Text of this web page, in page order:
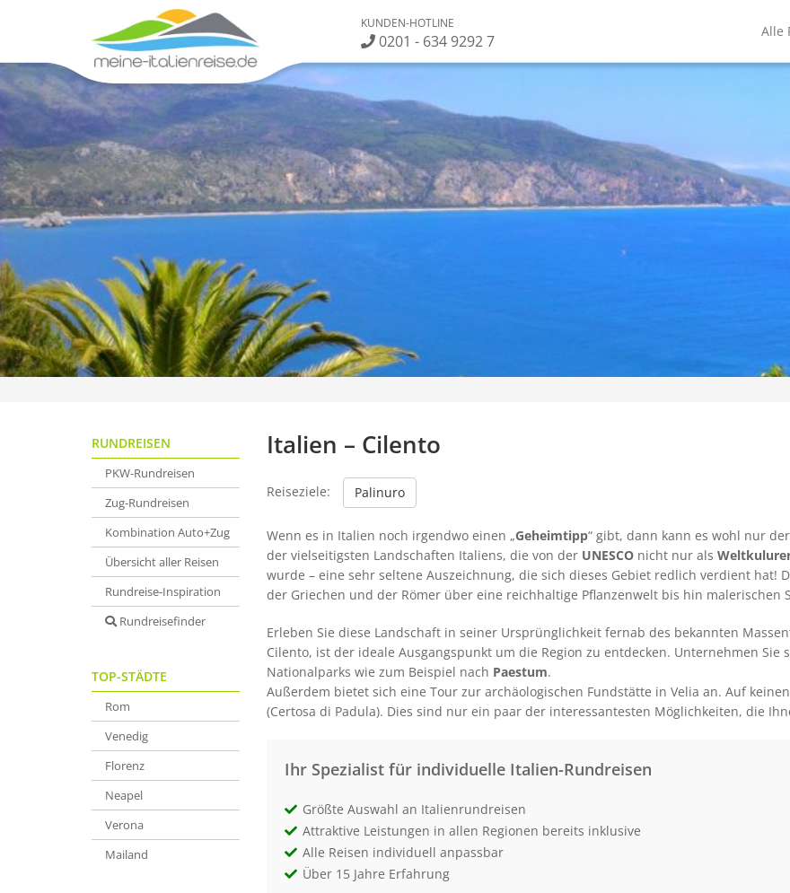
KUNDEN-HOTLINE
0201 - 634 9292 7
Alle
RUNDREISEN
PKW-Rundreisen
Zug-Rundreisen
Kombination Auto+Zug
Übersicht aller Reisen
Rundreise-Inspiration
Rundreisefinder
TOP-STÄDTE
Rom
Venedig
Florenz
Neapel
Verona
Mailand
Italien – Cilento
Reiseziele: Palinuro
Wenn es in Italien noch irgendwo einen „Geheimtipp“ gibt, dann kann es wohl nur der
der vielseitigsten Landschaften Italiens, die von der UNESCO nicht nur als
wurde – eine sehr seltene Auszeichnung, die sich dieses Gebiet redlich verdient hat!
der Griechen und der Römer über eine reichhaltige Pflanzenwelt bis hin malerischen
Erleben Sie diese Landschaft in seiner Ursprünglichkeit fernab des bekannten
Cilento, ist der ideale Ausgangspunkt um die Region zu entdecken. Unternehmen Sie
Nationalparks wie zum Beispiel nach Paestum.
Außerdem bietet sich eine Tour zur archäologischen Fundstätte in Velia an. Auf
(Certosa di Padula). Dies sind nur ein paar der interessantesten Möglichkeiten, die
Ihr Spezialist für individuelle Italien-Rundreisen
Größte Auswahl an Italienrundreisen
Attraktive Leistungen in allen Regionen bereits inklusive
Alle Reisen individuell anpassbar
Über 15 Jahre Erfahrung